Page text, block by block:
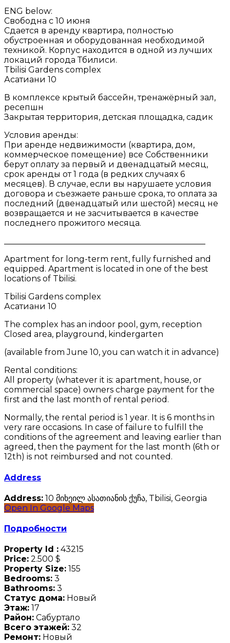
ENG below:
Свободна с 10 июня
Сдается в аренду квартира, полностью
обустроенная и оборудованная необходимой
техникой. Корпус находится в одной из лучших
локаций города Тбилиси.
Tbilisi Gardens complex
Асатиани 10
В комплексе крытый бассейн, тренажёрный зал,
ресепшн
Закрытая территория, детская площадка, садик
Условия аренды:
При аренде недвижимости (квартира, дом,
коммерческое помещение) все Собственники
берут оплату за первый и двенадцатый месяц,
срок аренды от 1 года (в редких случаях 6
месяцев). В случае, если вы нарушаете условия
договора и съезжаете раньше срока, то оплата за
последний (двенадцатый или шестой) месяц не
возвращается и не засчитывается в качестве
последнего прожитого месяца.
Apartment for long-term rent, fully furnished and
equipped. Apartment is located in one of the best
locations of Tbilisi.
Tbilisi Gardens complex
Асатиани 10
The complex has an indoor pool, gym, reception
Closed area, playground, kindergarten
(available from June 10, you can watch it in advance)
Rental conditions:
All property (whatever it is: apartment, house, or
commercial space) owners charge payment for the
first and the last month of rental period.
Normally, the rental period is 1 year. It is 6 months in
very rare occasions. In case of failure to fulfill the
conditions of the agreement and leaving earlier than
agreed, then the payment for the last month (6th or
12th) is not reimbursed and not counted.
Address
Address: 10 მიხეილ ასათიანის ქუჩა, Tbilisi, Georgia
Open In Google Maps
Подробности
Property Id : 43215
Price: 2.500 $
Property Size: 155
Bedrooms: 3
Bathrooms: 3
Статус дома: Новый
Этаж: 17
Район: Сабуртало
Всего этажей: 32
Ремонт: Новый